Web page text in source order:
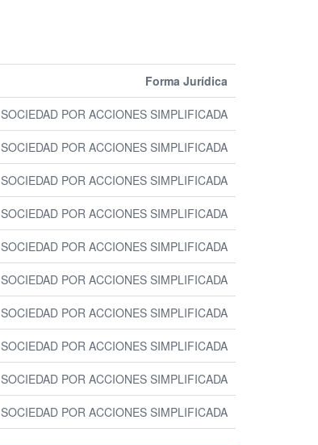
Forma Jurídica
SOCIEDAD POR ACCIONES SIMPLIFICADA
SOCIEDAD POR ACCIONES SIMPLIFICADA
SOCIEDAD POR ACCIONES SIMPLIFICADA
SOCIEDAD POR ACCIONES SIMPLIFICADA
SOCIEDAD POR ACCIONES SIMPLIFICADA
SOCIEDAD POR ACCIONES SIMPLIFICADA
SOCIEDAD POR ACCIONES SIMPLIFICADA
SOCIEDAD POR ACCIONES SIMPLIFICADA
SOCIEDAD POR ACCIONES SIMPLIFICADA
SOCIEDAD POR ACCIONES SIMPLIFICADA